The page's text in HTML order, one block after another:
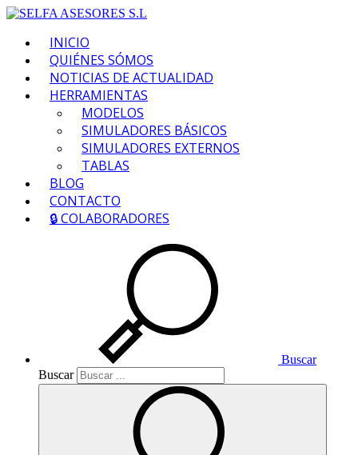
INICIO
QUIÉNES SÓMOS
NOTICIAS DE ACTUALIDAD
HERRAMIENTAS
MODELOS
SIMULADORES BÁSICOS
SIMULADORES EXTERNOS
TABLAS
BLOG
CONTACTO
🔒 COLABORADORES
Buscar
Buscar